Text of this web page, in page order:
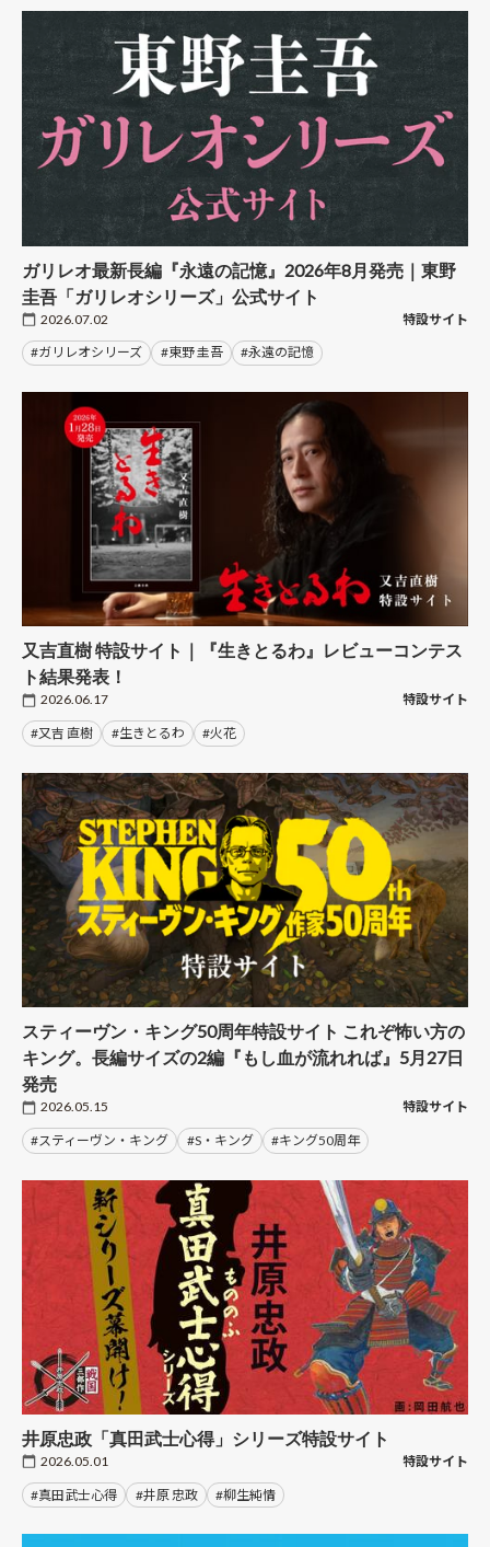
ガリレオ最新長編『永遠の記憶』2026年8月発売｜東野
圭吾「ガリレオシリーズ」公式サイト
2026.07.02 特設サイト
#ガリレオシリーズ #東野 圭吾 #永遠の記憶
又吉直樹 特設サイト｜『生きとるわ』レビューコンテス
ト結果発表！
2026.06.17 特設サイト
#又吉 直樹 #生きとるわ #火花
スティーヴン・キング50周年特設サイト これぞ怖い方の
キング。長編サイズの2編『もし血が流れれば』5月27日
発売
2026.05.15 特設サイト
#スティーヴン・キング #S・キング #キング50周年
井原忠政「真田武士心得」シリーズ特設サイト
2026.05.01 特設サイト
#真田武士心得 #井原 忠政 #柳生純情